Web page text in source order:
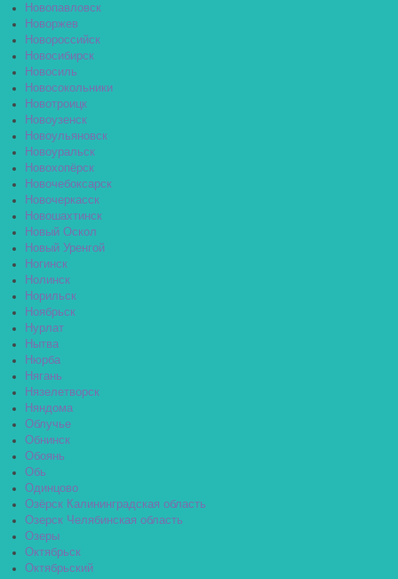
Новопавловск
Новоржев
Новороссийск
Новосибирск
Новосиль
Новосокольники
Новотроицк
Новоузенск
Новоульяновск
Новоуральск
Новохопёрск
Новочебоксарск
Новочеркасск
Новошахтинск
Новый Оскол
Новый Уренгой
Ногинск
Нолинск
Норильск
Ноябрьск
Нурлат
Нытва
Нюрба
Нягань
Нязелетворск
Няндома
Облучье
Обнинск
Обоянь
Обь
Одинцово
Озёрск Калининградская область
Озерск Челябинская область
Озеры
Октябрьск
Октябрьский